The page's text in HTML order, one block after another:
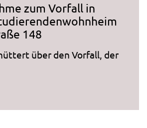
zum Vorfall in
148
über den Vorfall, der
Artikel "Stellungnahme zum